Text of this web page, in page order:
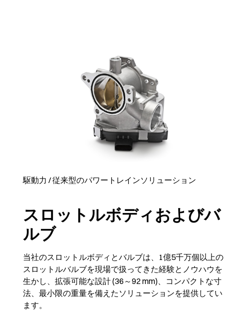
駆動力 / 従来型のパワートレインソリューション
スロットルボディおよびバ
ルブ
当社のスロットルボディとバルブは、1億5千万個以上の
スロットルバルブを現場で扱ってきた経験とノウハウを
生かし、拡張可能な設計 (36～92 mm)、コンパクトな寸
法、最小限の重量を備えたソリューションを提供してい
ます。